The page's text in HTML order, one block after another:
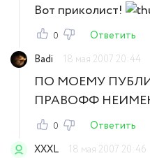
Вот приколист!
0
Ответить
Badi
18 мая 2007 20:44
ПО MОЕMУ
ПРАВОФФ
0
Ответить
XXXL
18 мая 2007 20:46